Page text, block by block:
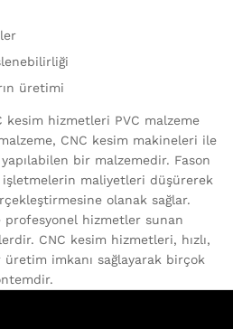
üretimi
kesim hizmetleri PVC malzeme
CNC kesim makineleri ile
bir malzemedir. Fason
maliyetleri düşürerek
olanak sağlar.
profesyonel hizmetler sunan
CNC kesim hizmetleri, hızlı,
imkanı sağlayarak birçok